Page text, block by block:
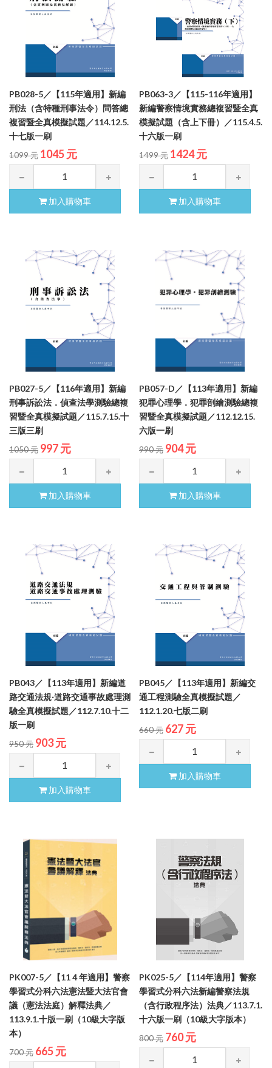
PB028-5／【115年適用】新編
刑法（含特種刑事法令）問答總
複習暨全真模擬試題／114.12.5.
十七版一刷
1099 元 1045 元
加入購物車
PB063-3／【115-116年適用】
新編警察情境實務總複習暨全真
模擬試題（含上下冊）／115.4.5.
十六版一刷
1499 元 1424 元
加入購物車
PB027-5／【116年適用】新編
刑事訴訟法．偵查法學測驗總複
習暨全真模擬試題／115.7.15.十
三版三刷
1050 元 997 元
加入購物車
PB057-D／【113年適用】新編
犯罪心理學．犯罪剖繪測驗總複
習暨全真模擬試題／112.12.15.
六版一刷
990 元 904 元
加入購物車
PB043／【113年適用】新編道
路交通法規‧道路交通事故處理測
驗全真模擬試題／112.7.10.十二
版一刷
950 元 903 元
加入購物車
PB045／【113年適用】新編交
通工程測驗全真模擬試題／
112.1.20.七版二刷
660 元 627 元
加入購物車
PK007-5／【11４年適用】警察
學習式分科六法憲法暨大法官會
議（憲法法庭）解釋法典／
113.9.1.十版一刷（10級大字版
本）
700 元 665 元
PK025-5／【114年適用】警察
學習式分科六法新編警察法規
（含行政程序法）法典／113.7.1.
十六版一刷（10級大字版本）
800 元 760 元